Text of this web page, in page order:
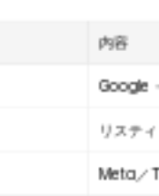
内容
Google
リステ
Meta／